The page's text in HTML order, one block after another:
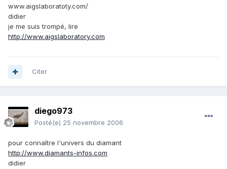
www.aigslaboratoty.com/
didier
je me suis trompé, lire
http://www.aigslaboratory.com
Citer
diego973
Posté(e) 25 novembre 2006
pour connaître l'univers du diamant
http://www.diamants-infos.com
didier